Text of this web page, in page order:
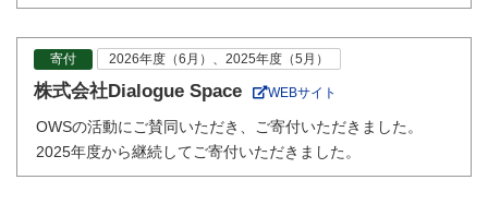
寄付 2026年度（6月）、2025年度（5月）
株式会社Dialogue Space WEBサイト
OWSの活動にご賛同いただき、ご寄付いただきました。
2025年度から継続してご寄付いただきました。